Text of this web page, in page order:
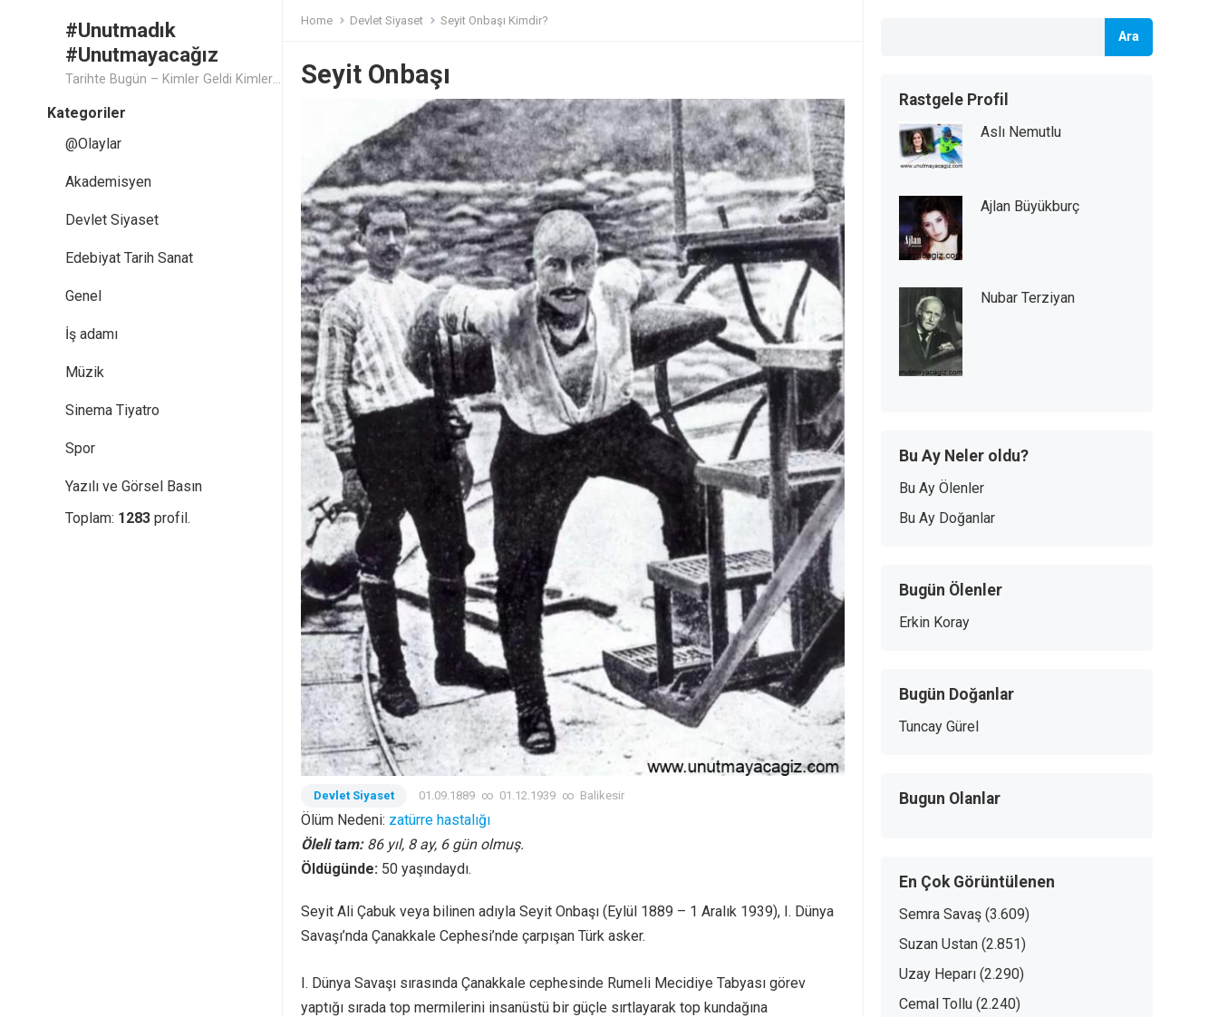
#Unutmadık
#Unutmayacağız
Tarihte Bugün – Kimler Geldi Kimler Geçti..
Kategoriler
@Olaylar
Akademisyen
Devlet Siyaset
Edebiyat Tarih Sanat
Genel
İş adamı
Müzik
Sinema Tiyatro
Spor
Yazılı ve Görsel Basın
Toplam: 1283 profil.
Home Devlet Siyaset Seyit Onbaşı Kimdir?
Seyit Onbaşı
Devlet Siyaset 01.09.1889 ∞ 01.12.1939 ∞ Balikesir
Ölüm Nedeni: zatürre hastalığı
Öleli tam: 86 yıl, 8 ay, 6 gün olmuş.
Öldügünde: 50 yaşındaydı.
Seyit Ali Çabuk veya bilinen adıyla Seyit Onbaşı (Eylül 1889 – 1 Aralık 1939), I. Dünya
Savaşı’nda Çanakkale Cephesi’nde çarpışan Türk asker.
I. Dünya Savaşı sırasında Çanakkale cephesinde Rumeli Mecidiye Tabyası görev
yaptığı sırada top mermilerini insanüstü bir güçle sırtlayarak top kundağına
Ara
Rastgele Profil
Aslı Nemutlu
Ajlan Büyükburç
Nubar Terziyan
Bu Ay Neler oldu?
Bu Ay Ölenler
Bu Ay Doğanlar
Bugün Ölenler
Erkin Koray
Bugün Doğanlar
Tuncay Gürel
Bugun Olanlar
En Çok Görüntülenen
Semra Savaş (3.609)
Suzan Ustan (2.851)
Uzay Heparı (2.290)
Cemal Tollu (2.240)